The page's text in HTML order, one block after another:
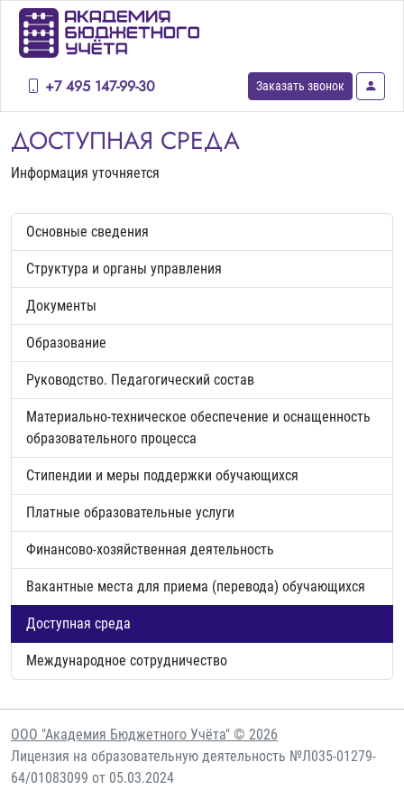
Заказать звонок
+7 495 147-99-30
Основные сведения
Структура и органы управления
Документы
Образование
Руководство. Педагогический состав
Материально-техническое обеспечение и оснащенность
образовательного процесса
Стипендии и меры поддержки обучающихся
Платные образовательные услуги
Финансово-хозяйственная деятельность
Вакантные места для приема (перевода) обучающихся
Доступная среда
Международное сотрудничество
ДОСТУПНАЯ СРЕДА
Информация уточняется
ООО "Академия Бюджетного Учёта" © 2026
Лицензия на образовательную деятельность №Л035-01279-
64/01083099 от 05.03.2024